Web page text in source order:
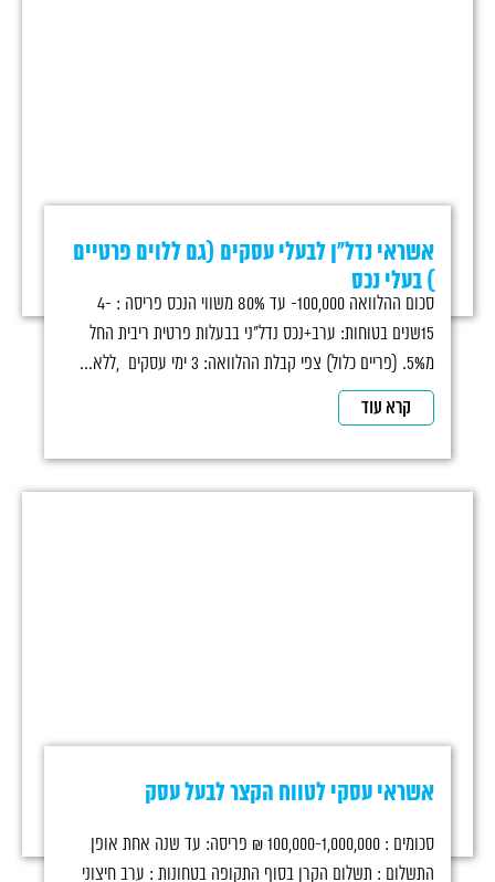
אשראי נדל"ן לבעלי עסקים (גם ללוים פרטיים
) בעלי נכס
סכום ההלוואה 100,000- עד 80% משווי הנכס פריסה : 4-
15שנים בטוחות: ערב+נכס נדל"ני בבעלות פרטית ריבית החל
מ5%. (פריים כלול) צפי קבלת ההלוואה: 3 ימי עסקים ,ללא...
קרא עוד
אשראי עסקי לטווח הקצר לבעל עסק
סכומים : 100,000-1,000,000 ₪ פריסה: עד שנה אחת אופן
התשלום : תשלום הקרן בסוף התקופה בטחונות : ערב חיצוני